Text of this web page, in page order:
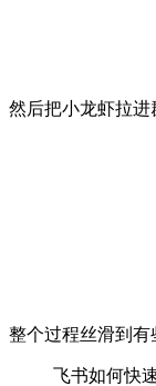
然后把小龙虾拉进
整个过程丝滑到有
飞书如何快